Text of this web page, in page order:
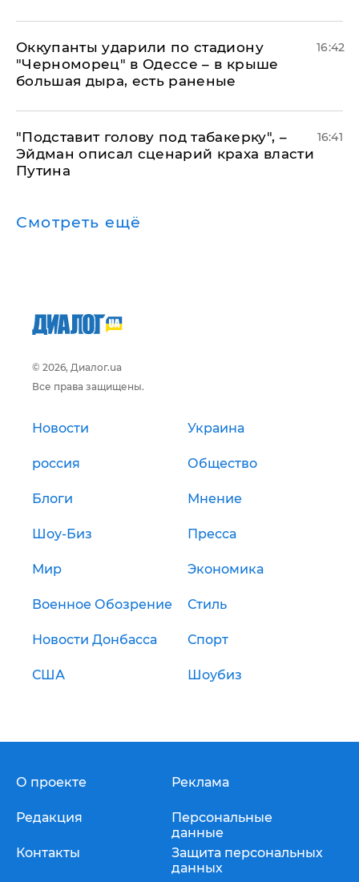
Оккупанты ударили по стадиону
"Черноморец" в Одессе – в крыше
большая дыра, есть раненые
16:42
​"Подставит голову под табакерку", –
Эйдман описал сценарий краха власти
Путина
16:41
Смотреть ещё
© 2026, Диалог.ua
Все права защищены.
Новости Украина
россия Общество
Блоги Мнение
Шоу-Биз Пресса
Мир Экономика
Военное Обозрение Стиль
Новости Донбасса Спорт
США Шоубиз
О проекте
Редакция
Контакты
Реклама
Персональные
данные
Защита персональных
данных